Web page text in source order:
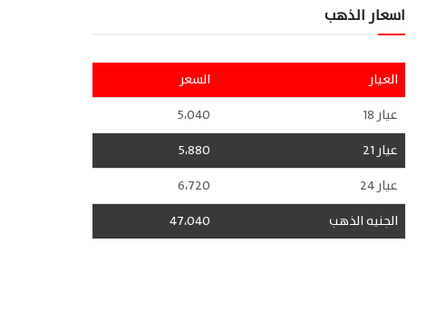
اسعار الذهب
العيار
السعر
عيار 18
5،040
عيار 21
5،880
عيار 24
6،720
الجنيه الذهب
47،040